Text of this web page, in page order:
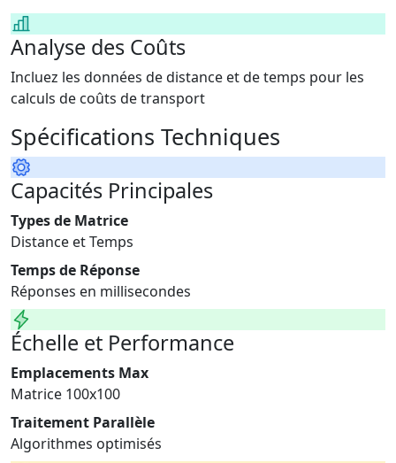
Analyse des Coûts
Incluez les données de distance et de temps pour les
calculs de coûts de transport
Spécifications Techniques
Capacités Principales
Types de Matrice
Distance et Temps
Temps de Réponse
Réponses en millisecondes
Échelle et Performance
Emplacements Max
Matrice 100x100
Traitement Parallèle
Algorithmes optimisés